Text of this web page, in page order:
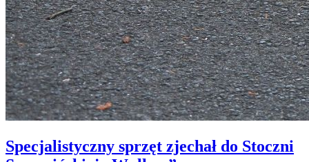
Specjalistyczny sprzęt zjechał do Stoczni